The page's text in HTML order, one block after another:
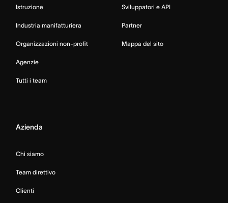
Istruzione
Industria manifatturiera
Organizzazioni non-profit
Agenzie
Tutti i team
Sviluppatori e API
Partner
Mappa del sito
Azienda
Chi siamo
Team direttivo
Clienti